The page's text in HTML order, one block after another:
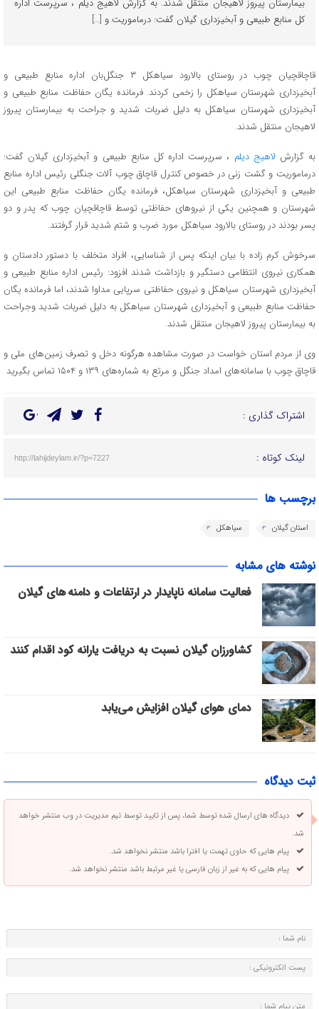
بیمارستان پیروز لاهیجان منتقل شدند. به گزارش لاهیج دیلم ، سرپرست اداره
کل منابع طبیعی و آبخیزداری گیلان گفت: درماموریت و […]
قاچاقچیان چوب در روستای بالارود سیاهکل ۳ جنگل‌بان اداره منابع طبیعی و
آبخیزداری شهرستان سیاهکل را زخمی کردند. فرمانده یگان حفاظت منابع طبیعی و
آبخیزداری شهرستان سیاهکل به دلیل ضربات شدید و جراحت به بیمارستان پیروز
لاهیجان منتقل شدند.
به گزارش لاهیج دیلم ، سرپرست اداره کل منابع طبیعی و آبخیزداری گیلان گفت:
درماموریت و گشت زنی در خصوص کنترل قاچاق چوب آلات جنگلی رئیس اداره منابع
طبیعی و آبخیزداری شهرستان سیاهکل، فرمانده یگان حفاظت منابع طبیعی این
شهرستان و همچنین یکی از نیروهای حفاظتی توسط قاچاقچیان چوب که پدر و دو
پسر بودند در روستای بالارود سیاهکل مورد ضرب و شتم شدید قرار گرفتند.
سرخوش کرم زاده با بیان اینکه پس از شناسایی، افراد متخلف با دستور دادستان و
همکاری نیروی انتظامی دستگیر و بازداشت شدند افزود: رئیس اداره منابع طبیعی و
آبخیزداری شهرستان سیاهکل و نیروی حفاظتی سرپایی مداوا شدند، اما فرمانده یگان
حفاظت منابع طبیعی و آبخیزداری شهرستان سیاهکل به دلیل ضربات شدید وجراحت
به بیمارستان پیروز لاهیجان منتقل شدند.
وی از مردم استان خواست در صورت مشاهده هرگونه دخل و تصرف زمین‌های ملی و
قاچاق چوب با سامانه‌های امداد جنگل و مرتع به شماره‌های ۱۳۹ و ۱۵۰۴ تماس بگیرید
اشتراک گذاری :
لینک کوتاه : http://lahijdeylam.ir/?p=7227
برچسب ها
استان گیلان سیاهکل
نوشته های مشابه
فعالیت سامانه ناپایدار در ارتفاعات و دامنه های گیلان
کشاورزان گیلان نسبت به دریافت یارانه کود اقدام کنند
دمای هوای گیلان افزایش می‌یابد
ثبت دیدگاه
دیدگاه های ارسال شده توسط شما، پس از تایید توسط تیم مدیریت در وب منتشر خواهد
شد.
پیام هایی که حاوی تهمت یا افترا باشد منتشر نخواهد شد.
پیام هایی که به غیر از زبان فارسی یا غیر مرتبط باشد منتشر نخواهد شد.